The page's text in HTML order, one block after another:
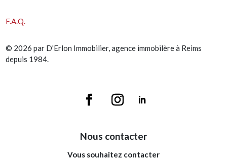
F.A.Q.
© 2026 par D'Erlon Immobilier, agence immobilère à Reims
depuis 1984.
Nous contacter
Vous souhaitez contacter